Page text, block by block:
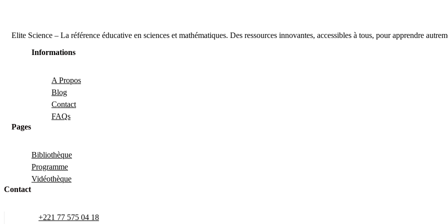
Elite Science – La référence éducative en sciences et mathématiques. Des ressources innovantes, accessibles à tous, pour apprendre
Informations
A Propos
Blog
Contact
FAQs
Pages
Bibliothèque
Programme
Vidéothèque
Contact
+221 77 575 04 18